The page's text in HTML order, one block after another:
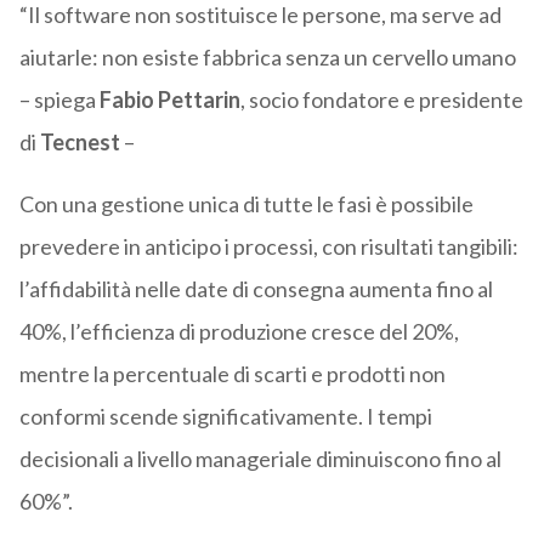
“Il software non sostituisce le persone, ma serve ad
aiutarle: non esiste fabbrica senza un cervello umano
– spiega Fabio Pettarin, socio fondatore e presidente
di Tecnest –
Con una gestione unica di tutte le fasi è possibile
prevedere in anticipo i processi, con risultati tangibili:
l’affidabilità nelle date di consegna aumenta fino al
40%, l’efficienza di produzione cresce del 20%,
mentre la percentuale di scarti e prodotti non
conformi scende significativamente. I tempi
decisionali a livello manageriale diminuiscono fino al
60%”.